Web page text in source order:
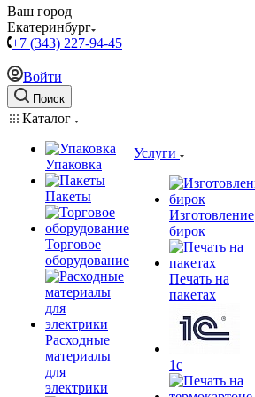
Ваш город
Екатеринбург
+7 (343) 227-94-45
Войти
Поиск
Каталог
Упаковка
Пакеты
Торговое
оборудование
Расходные
материалы
для
электрики
Услуги
Изготовление
бирок
Печать на
пакетах
1c